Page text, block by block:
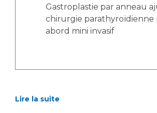
Gastroplastie par anneau
chirurgie parathyroïdienne
abord mini invasif
Lire la suite